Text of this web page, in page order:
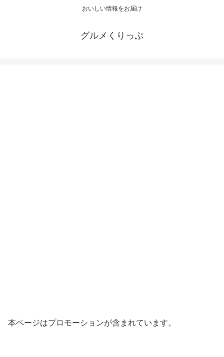
おいしい情報をお届け
グルメくりっぷ
本ページはプロモーションが含まれています。